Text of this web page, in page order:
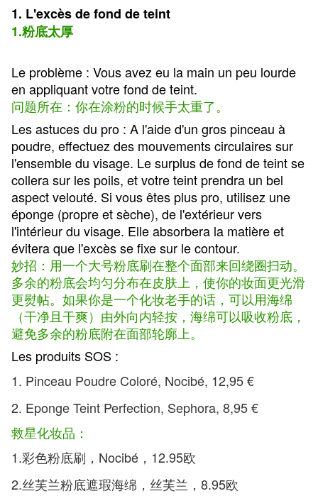
1. L'excès de fond de teint
1.粉底太厚
Le problème : Vous avez eu la main un peu lourde
en appliquant votre fond de teint.
问题所在：你在涂粉的时候手太重了。
Les astuces du pro : A l'aide d'un gros pinceau à
poudre, effectuez des mouvements circulaires sur
l'ensemble du visage. Le surplus de fond de teint se
collera sur les poils, et votre teint prendra un bel
aspect velouté. Si vous êtes plus pro, utilisez une
éponge (propre et sèche), de l'extérieur vers
l'intérieur du visage. Elle absorbera la matière et
évitera que l'excès se fixe sur le contour.
妙招：用一个大号粉底刷在整个面部来回绕圈扫动。
多余的粉底会均匀分布在皮肤上，使你的妆面更光滑
更熨帖。如果你是一个化妆老手的话，可以用海绵
（干净且干爽）由外向内轻按，海绵可以吸收粉底，
避免多余的粉底附在面部轮廓上。
Les produits SOS :
1. Pinceau Poudre Coloré, Nocibé, 12,95 €
2. Eponge Teint Perfection, Sephora, 8,95 €
救星化妆品：
1.彩色粉底刷，Nocibé，12.95欧
2.丝芙兰粉底遮瑕海绵，丝芙兰，8.95欧